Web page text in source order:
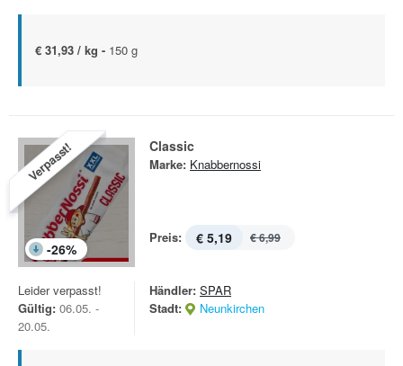
€ 31,93 / kg - 150 g
Verpasst!
-26%
Classic
Marke: Knabbernossi
Preis: € 5,19 € 6,99
Leider verpasst!
Gültig: 06.05. -
20.05.
Händler: SPAR
Stadt:
Neunkirchen